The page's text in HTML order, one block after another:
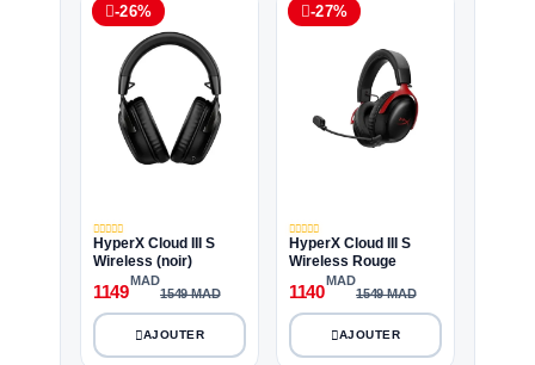
-26%
HyperX Cloud III S
Wireless (noir)
1149
MAD
1549 MAD
-27%
HyperX Cloud III S
Wireless Rouge
1140
MAD
1549 MAD